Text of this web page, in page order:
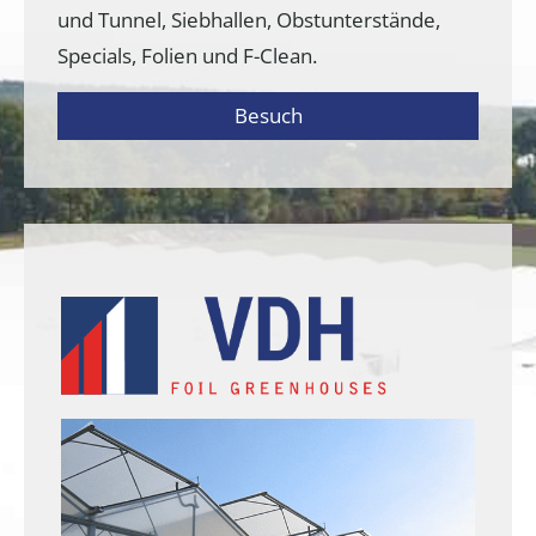
und Tunnel, Siebhallen, Obstunterstände,
Specials, Folien und F-Clean.
Besuch